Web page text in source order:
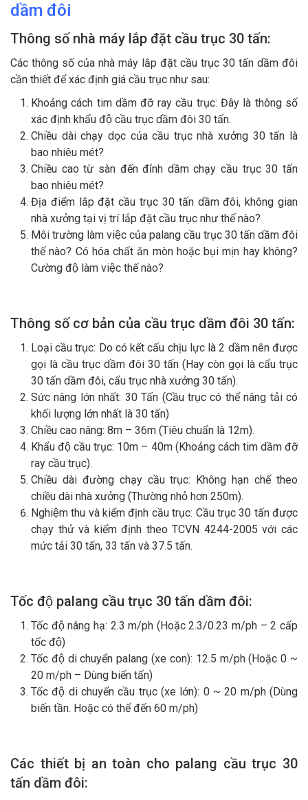
dầm đôi
Thông số nhà máy lắp đặt cầu trục 30 tấn:
Các thông số của nhà máy lắp đặt cầu trục 30 tấn dầm đôi
cần thiết để xác định giá cầu trục như sau:
Khoảng cách tim dầm đỡ ray cầu trục: Đây là thông số
xác định khẩu độ cầu trục dầm đôi 30 tấn.
Chiều dài chạy dọc của cầu trục nhà xưởng 30 tấn là
bao nhiêu mét?
Chiều cao từ sàn đến đỉnh dầm chạy cầu trục 30 tấn
bao nhiêu mét?
Địa điểm lắp đặt cầu trục 30 tấn dầm đôi, không gian
nhà xưởng tại vị trí lắp đặt cầu trục như thế nào?
Môi trường làm việc của palang cầu trục 30 tấn dầm đôi
thế nào? Có hóa chất ăn mòn hoặc bụi mịn hay không?
Cường độ làm việc thế nào?
Thông số cơ bản của cầu trục dầm đôi 30 tấn:
Loại cầu trục: Do có kết cấu chịu lực là 2 dầm nên được
gọi là cầu trục dầm đôi 30 tấn (Hay còn gọi là cẩu trục
30 tấn dầm đôi, cẩu trục nhà xưởng 30 tấn).
Sức nâng lớn nhất: 30 Tấn (Cầu trục có thể nâng tải có
khối lượng lớn nhất là 30 tấn)
Chiều cao nâng: 8m – 36m (Tiêu chuẩn là 12m).
Khẩu độ cầu trục: 10m – 40m (Khoảng cách tim dầm đỡ
ray cầu trục).
Chiều dài đường chạy cầu trục: Không hạn chế theo
chiều dài nhà xưởng (Thường nhỏ hơn 250m).
Nghiệm thu và kiểm định cầu trục: Cầu trục 30 tấn được
chạy thử và kiểm định theo TCVN 4244-2005 với các
mức tải 30 tấn, 33 tấn và 37.5 tấn.
Tốc độ palang cầu trục 30 tấn dầm đôi:
Tốc độ nâng hạ: 2.3 m/ph (Hoặc 2.3/0.23 m/ph – 2 cấp
tốc độ)
Tốc độ di chuyển palang (xe con): 12.5 m/ph (Hoặc 0 ~
20 m/ph – Dùng biến tấn)
Tốc độ di chuyển cầu trục (xe lớn): 0 ~ 20 m/ph (Dùng
biến tần. Hoặc có thể đến 60 m/ph)
Các thiết bị an toàn cho palang cầu trục 30
tấn dầm đôi: